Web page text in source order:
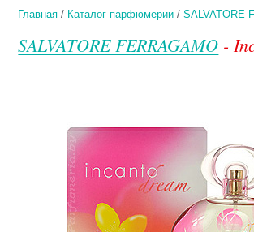
Главная / Каталог парфюмерии /SALVATORE
SALVATORE FERRAGAMO -